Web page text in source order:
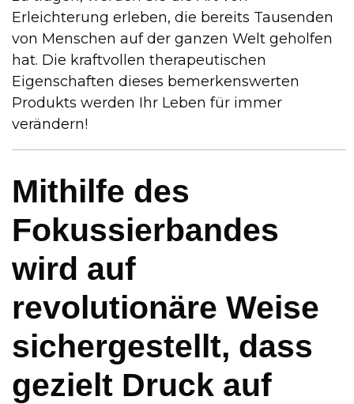
Erleichterung erleben, die bereits Tausenden
von Menschen auf der ganzen Welt geholfen
hat. Die kraftvollen therapeutischen
Eigenschaften dieses bemerkenswerten
Produkts werden Ihr Leben für immer
verändern!
Mithilfe des
Fokussierbandes
wird auf
revolutionäre Weise
sichergestellt, dass
gezielt Druck auf